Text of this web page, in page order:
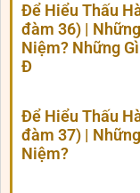
Để Hiểu Thấu
đàm 36) |
Niệm? Những
Đ
Để Hiểu Thấu
đàm 37) |
Niệm?